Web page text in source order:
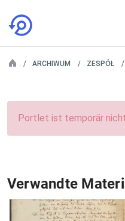
ARCHIWUM ZESPÓŁ
Portlet ist temporär
Verwandte